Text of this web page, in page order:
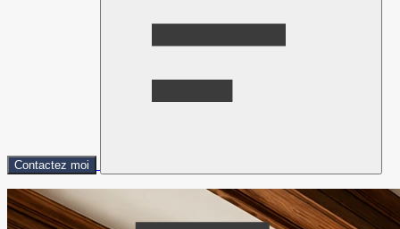
Contactez moi